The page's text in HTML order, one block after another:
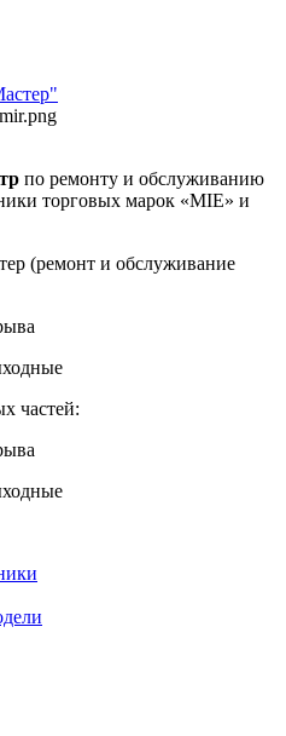
по ремонту и обслуживанию
торговых марок «MIE» и
(ремонт и обслуживание
частей: